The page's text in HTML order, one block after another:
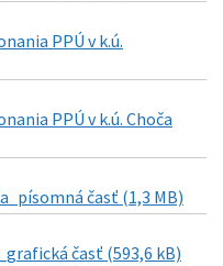
PPÚ v k.ú.
PPÚ v k.ú. Choča
časť (1,3 MB)
časť (593,6 kB)